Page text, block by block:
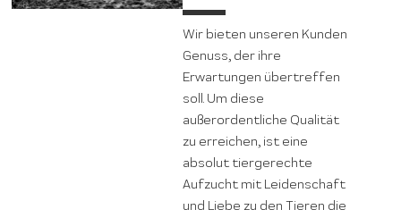
Wir bieten unseren Kunden
Genuss, der ihre
Erwartungen übertreffen
soll. Um diese
außerordentliche Qualität
zu erreichen, ist eine
absolut tiergerechte
Aufzucht mit Leidenschaft
und Liebe zu den Tieren die